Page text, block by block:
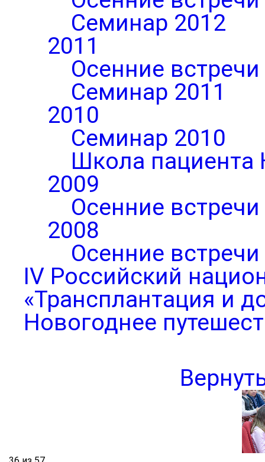
Семинар 2012
2011
Осенние
Семинар 2011
2010
Семинар 2010
Школа пациента
2009
Осенние
2008
Осенние
IV Российский
«Трансплантация и
Новогоднее